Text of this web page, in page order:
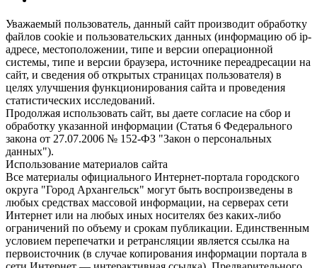
Уважаемый пользователь, данный сайт производит обработку
файлов cookie и пользовательских данных (информацию об ip-
адресе, местоположении, типе и версии операционной
системы, типе и версии браузера, источнике переадресации на
сайт, и сведения об открытых страницах пользователя) в
целях улучшения функционирования сайта и проведения
статистических исследований.
Продолжая использовать сайт, вы даете согласие на сбор и
обработку указанной информации (Статья 6 Федерального
закона от 27.07.2006 № 152-ФЗ "Закон о персональных
данных").
Использование материалов сайта
Все материалы официального Интернет-портала городского
округа "Город Архангельск" могут быть воспроизведены в
любых средствах массовой информации, на серверах сети
Интернет или на любых иных носителях без каких-либо
ограничений по объему и срокам публикации. Единственным
условием перепечатки и ретрансляции является ссылка на
первоисточник (в случае копирования информации портала в